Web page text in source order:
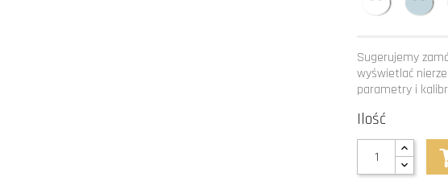
Sugerujemy
wyświetlać
parametry i
Ilość